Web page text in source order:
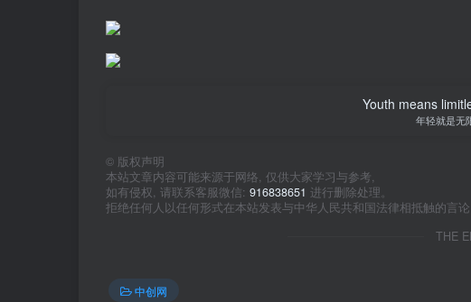
Youth means
年轻就是无
© 版权声明
本站文章内容可能来源于网络, 仅供大家学习与参考,
如有侵权, 请联系客服微信: 916838651 进行删除处理。
拒绝任何人以任何形式在本站发表与中华人民共和国法律相抵触的言论
THE
中创网